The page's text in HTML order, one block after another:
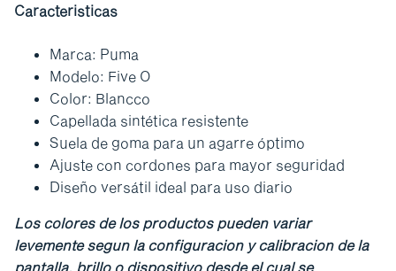
Caracteristicas
Marca: Puma
Modelo: Five O
Color: Blancco
Capellada sintética resistente
Suela de goma para un agarre óptimo
Ajuste con cordones para mayor seguridad
Diseño versátil ideal para uso diario
Los colores de los productos pueden variar
levemente segun la configuracion y calibracion de la
pantalla, brillo o dispositivo desde el cual se